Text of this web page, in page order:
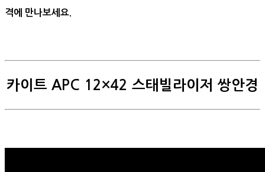
격에 만나보세요.
카이트 APC 12×42 스태빌라이저 쌍안경